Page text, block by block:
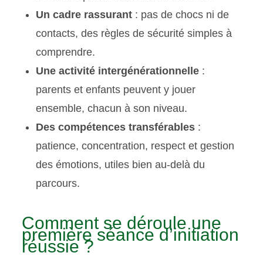
Un cadre rassurant: pas de chocs ni de
contacts, des règles de sécurité simples à
comprendre.
Une activité intergénérationnelle:
parents et enfants peuvent y jouer
ensemble, chacun à son niveau.
Des compétences transférables:
patience, concentration, respect et gestion
des émotions, utiles bien au-delà du
parcours.
Comment se déroule une
première séance d’initiation
réussie ?